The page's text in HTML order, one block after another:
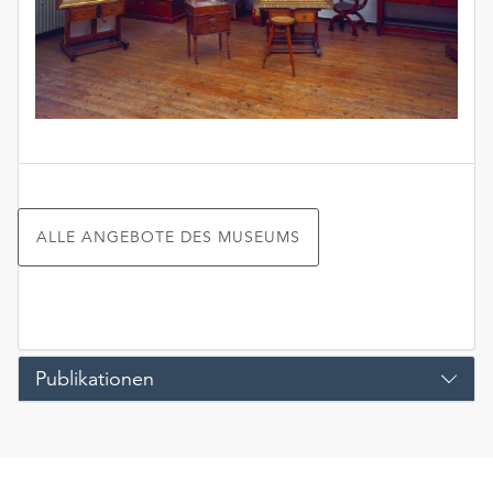
ALLE ANGEBOTE DES MUSEUMS
Publikationen